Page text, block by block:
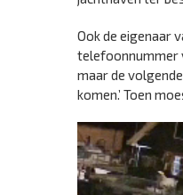
Ook de eigenaar
telefoonnummer
maar de
komen.’ Toen